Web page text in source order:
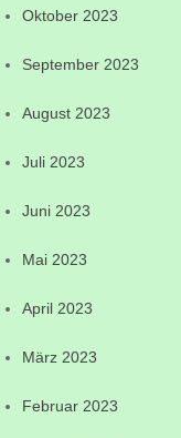
Oktober 2023
September 2023
August 2023
Juli 2023
Juni 2023
Mai 2023
April 2023
März 2023
Februar 2023